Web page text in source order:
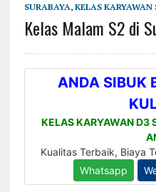
SURABAYA, KELAS KARYAWAN
Kelas Malam S2 di